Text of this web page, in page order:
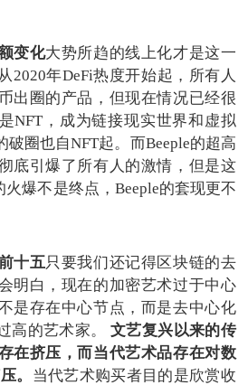
变化大势所趋的线上化才是这一
2020年DeFi热度开始起，所有人
出圈的产品，但现在情况已经很
NFT，成为链接现实世界和虚拟
破圈也自NFT起。而Beeple的超高
底引爆了所有人的激情，但是这
火爆不是终点，Beeple的套现更不
十五只要我们还记得区块链的去
明白，现在的加密艺术过于中心
是存在中心节点，而是去中心化
高的艺术家。文艺复兴以来的传
在挤压，而当代艺术品存在对数
。 当代艺术购买者目的是欣赏收